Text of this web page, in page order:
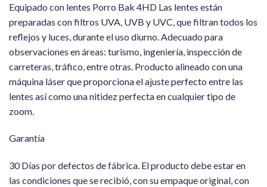
Equipado con lentes Porro Bak 4HD Las lentes están
preparadas con filtros UVA, UVB y UVC, que filtran todos los
reflejos y luces, durante el uso diurno. Adecuado para
observaciones en áreas: turismo, ingeniería, inspección de
carreteras, tráfico, entre otras. Producto alineado con una
máquina láser que proporciona el ajuste perfecto entre las
lentes así como una nitidez perfecta en cualquier tipo de
zoom.
Garantía
30 Días por defectos de fábrica. El producto debe estar en
las condiciones que se recibió, con su empaque original, con